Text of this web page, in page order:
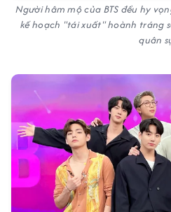
Người hâm mộ của BTS đều hy
kế hoạch "tái xuất" hoành tráng
quân